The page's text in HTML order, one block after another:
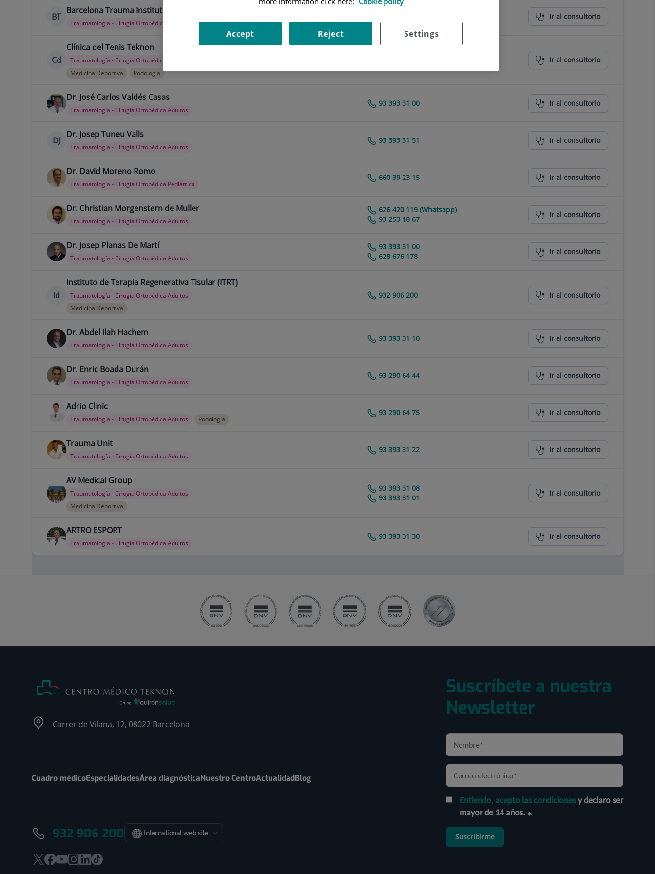
BT
Barcelona Trauma Institut
Traumatología - Cirugía Ortopédica Adultos Centro Médico Teknon
Ir al consultorio
Cd
Clínica del Tenis Teknon
Traumatología - Cirugía Ortopédica Adultos
Medicina Deportiva
Podología
Ir al consultorio
Dr. José Carlos Valdés Casas
Traumatología - Cirugía Ortopédica Adultos
93 393 31 00 Ir al consultorio
DJ
Dr. Josep Tuneu Valls
Traumatología - Cirugía Ortopédica Adultos
93 393 31 51 Ir al consultorio
Dr. David Moreno Romo
Traumatología - Cirugía Ortopédica Pediátrica
660 39 23 15 Ir al consultorio
Dr. Christian Morgenstern de Muller
Traumatología - Cirugía Ortopédica Adultos
626 420 119 (Whatsapp)
93 253 18 67
Ir al consultorio
Dr. Josep Planas De Martí
Traumatología - Cirugía Ortopédica Adultos
93 393 31 00
628 676 178
Ir al consultorio
Id
Instituto de Terapia Regenerativa Tisular (ITRT)
Traumatología - Cirugía Ortopédica Adultos
Medicina Deportiva
932 906 200 Ir al consultorio
Dr. Abdel Ilah Hachem
Traumatología - Cirugía Ortopédica Adultos
93 393 31 10 Ir al consultorio
Dr. Enric Boada Durán
Traumatología - Cirugía Ortopédica Adultos
93 290 64 44 Ir al consultorio
Adrio Clinic
Traumatología - Cirugía Ortopédica Adultos Podología
93 290 64 75 Ir al consultorio
Trauma Unit
Traumatología - Cirugía Ortopédica Adultos
93 393 31 22 Ir al consultorio
AV Medical Group
Traumatología - Cirugía Ortopédica Adultos
Medicina Deportiva
93 393 31 08
93 393 31 01
Ir al consultorio
ARTRO ESPORT
Traumatología - Cirugía Ortopédica Adultos
93 393 31 30 Ir al consultorio
Carrer de Vilana, 12, 08022 Barcelona
Cuadro médicoEspecialidadesÁrea diagnósticaNuestro CentroActualidadBlog
932 906 200 International web site
Suscríbete a nuestra
Newsletter
Entiendo, acepto las condicionesy declaro ser
mayor de 14 años.
Suscribirme
Settings
Reject
Accept